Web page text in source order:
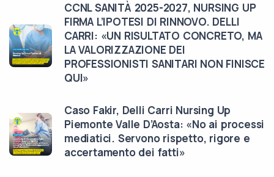
CCNL SANITÀ 2025-2027, NURSING UP
FIRMA L’IPOTESI DI RINNOVO. DELLI
CARRI: «UN RISULTATO CONCRETO, MA
LA VALORIZZAZIONE DEI
PROFESSIONISTI SANITARI NON FINISCE
QUI»
Caso Fakir, Delli Carri Nursing Up
Piemonte Valle D’Aosta: «No ai processi
mediatici. Servono rispetto, rigore e
accertamento dei fatti»